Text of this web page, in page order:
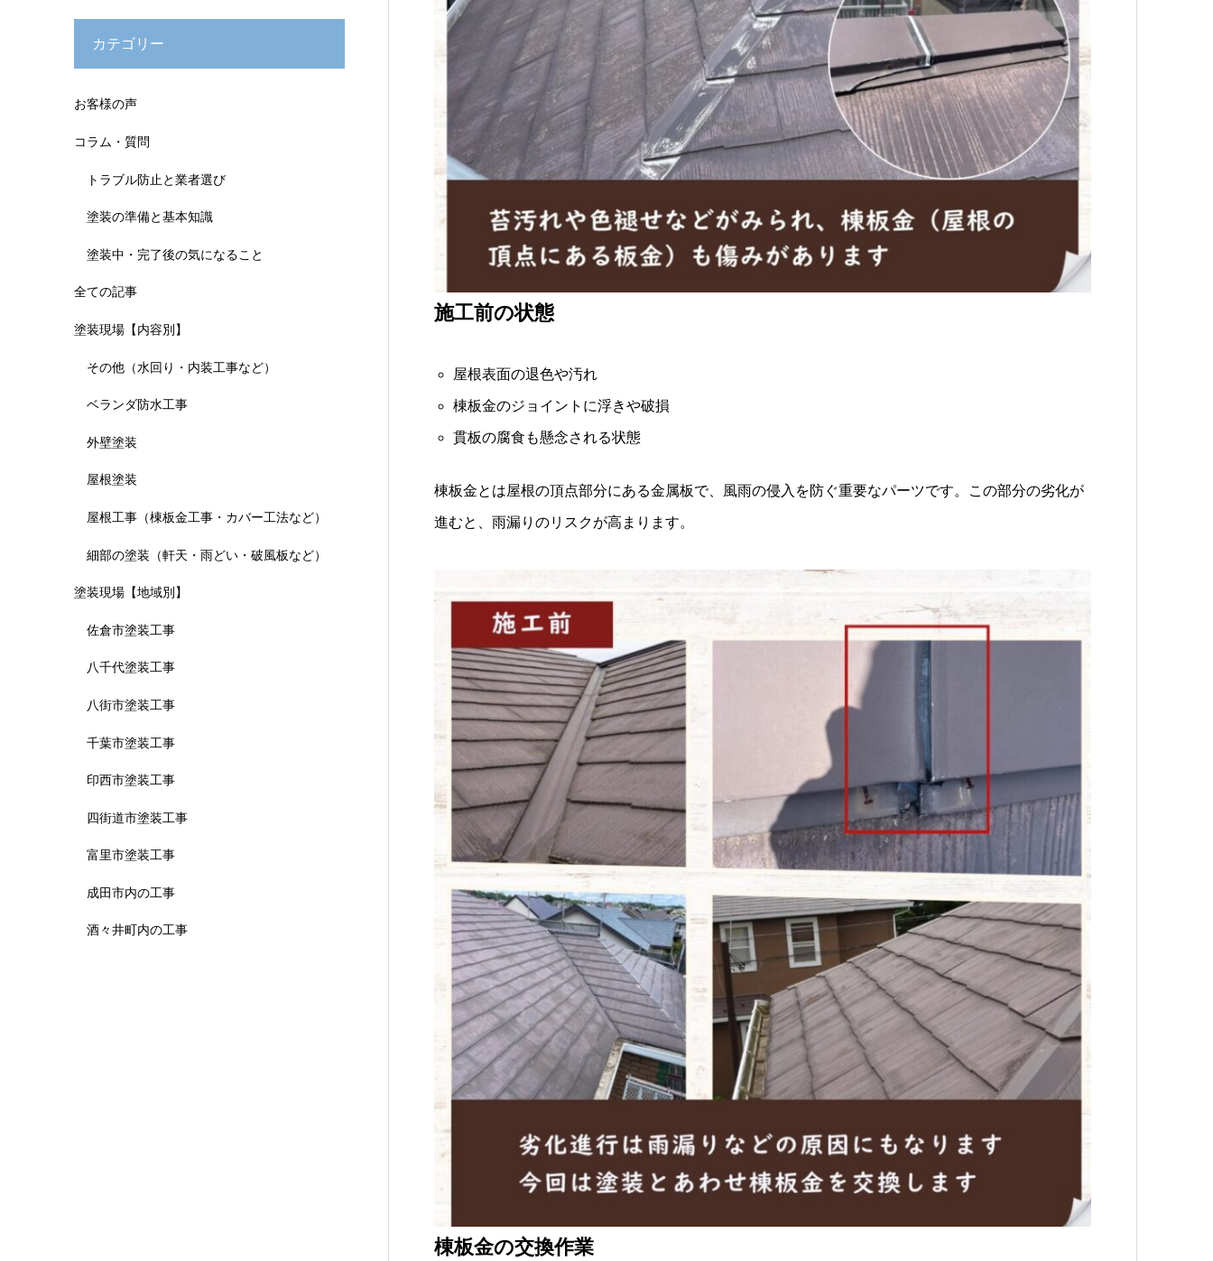
施工前の状態
屋根表面の退色や汚れ
棟板金のジョイントに浮きや破損
貫板の腐食も懸念される状態
棟板金とは屋根の頂点部分にある金属板で、風雨の侵入を防ぐ重要なパーツです。この部分の劣化が
進むと、雨漏りのリスクが高まります。
棟板金の交換作業
カテゴリー
お客様の声
コラム・質問
トラブル防止と業者選び
塗装の準備と基本知識
塗装中・完了後の気になること
全ての記事
塗装現場【内容別】
その他（水回り・内装工事など）
ベランダ防水工事
外壁塗装
屋根塗装
屋根工事（棟板金工事・カバー工法など）
細部の塗装（軒天・雨どい・破風板など）
塗装現場【地域別】
佐倉市塗装工事
八千代塗装工事
八街市塗装工事
千葉市塗装工事
印西市塗装工事
四街道市塗装工事
富里市塗装工事
成田市内の工事
酒々井町内の工事